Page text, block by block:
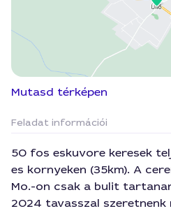
Mutasd térképen
Feladat információi
50 fos eskuvore keresek
es kornyeken (35km). A
Mo.-on csak a bulit
2024 tavasszal